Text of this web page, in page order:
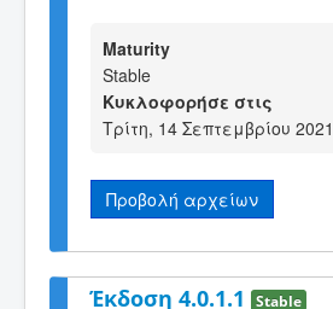
Maturity
Stable
Κυκλοφορήσε στις
Τρίτη, 14 Σεπτεμβρίου
Προβολή αρχείων
Έκδοση 4.0.1.1 Stable